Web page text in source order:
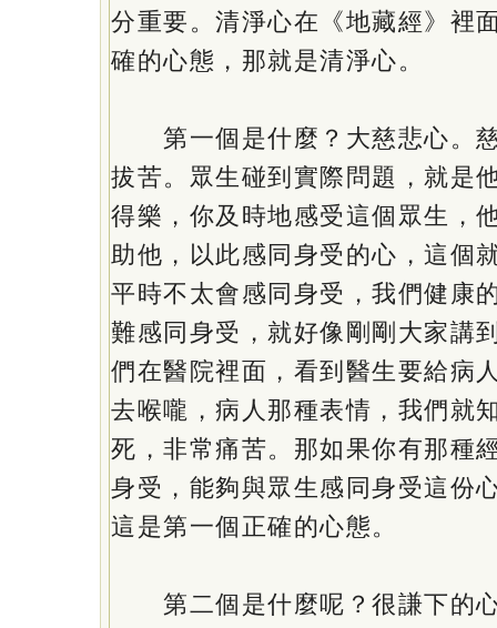
分重要。清淨心在《地藏經》裡
確的心態，那就是清淨心。
第一個是什麼？大慈悲心。
拔苦。眾生碰到實際問題，就是
得樂，你及時地感受這個眾生，
助他，以此感同身受的心，這個
平時不太會感同身受，我們健康
難感同身受，就好像剛剛大家講
們在醫院裡面，看到醫生要給病
去喉嚨，病人那種表情，我們就
死，非常痛苦。那如果你有那種
身受，能夠與眾生感同身受這份
這是第一個正確的心態。
第二個是什麼呢？很謙下的